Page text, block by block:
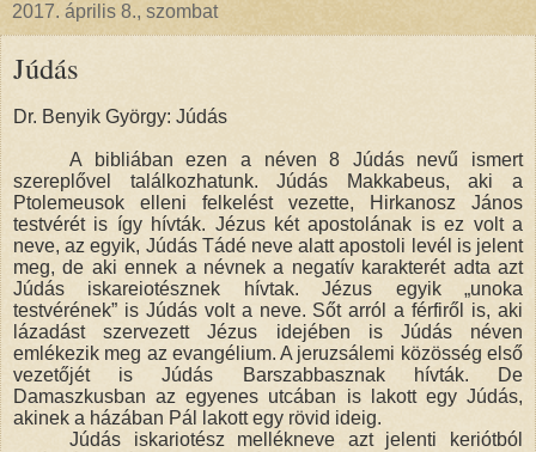
2017. április 8., szombat
Júdás
Dr. Benyik György: Júdás
A bibliában ezen a néven 8 Júdás nevű ismert
szereplővel találkozhatunk. Júdás Makkabeus, aki a
Ptolemeusok elleni felkelést vezette, Hirkanosz János
testvérét is így hívták. Jézus két apostolának is ez volt a
neve, az egyik, Júdás Tádé neve alatt apostoli levél is jelent
meg, de aki ennek a névnek a negatív karakterét adta azt
Júdás iskareiotésznek hívtak. Jézus egyik „unoka
testvérének” is Júdás volt a neve. Sőt arról a férfiről is, aki
lázadást szervezett Jézus idejében is Júdás néven
emlékezik meg az evangélium. A jeruzsálemi közösség első
vezetőjét is Júdás Barszabbasznak hívták. De
Damaszkusban az egyenes utcában is lakott egy Júdás,
akinek a házában Pál lakott egy rövid ideig.
Júdás iskariotész mellékneve azt jelenti keriótból